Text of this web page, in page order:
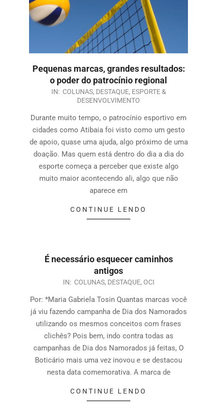
Pequenas marcas, grandes resultados:
o poder do patrocínio regional
IN: COLUNAS, DESTAQUE, ESPORTE &
DESENVOLVIMENTO
Durante muito tempo, o patrocínio esportivo em
cidades como Atibaia foi visto como um gesto
de apoio, quase uma ajuda, algo próximo de uma
doação. Mas quem está dentro do dia a dia do
esporte começa a perceber que existe algo
muito maior acontecendo ali, algo que não
aparece em
CONTINUE LENDO
É necessário esquecer caminhos
antigos
IN: COLUNAS, DESTAQUE, OCI
Por: *Maria Gabriela Tosin Quantas marcas você
já viu fazendo campanha de Dia dos Namorados
utilizando os mesmos conceitos com frases
clichês? Pois bem, indo contra todas as
campanhas de Dia dos Namorados já feitas, O
Boticário mais uma vez inovou e se destacou
nesta data comemorativa. A marca de
CONTINUE LENDO